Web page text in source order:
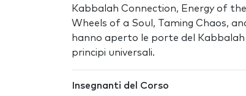
Kabbalah Connection, Energy of
Wheels of a Soul, Taming Chaos,
hanno aperto le porte del
principi universali.
Insegnanti del Corso